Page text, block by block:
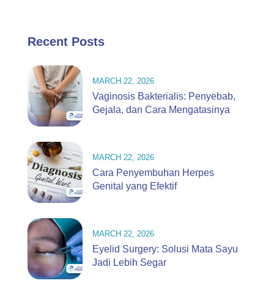
Recent Posts
MARCH 22, 2026
Vaginosis Bakterialis: Penyebab,
Gejala, dan Cara Mengatasinya
MARCH 22, 2026
Cara Penyembuhan Herpes
Genital yang Efektif
MARCH 22, 2026
Eyelid Surgery: Solusi Mata Sayu
Jadi Lebih Segar